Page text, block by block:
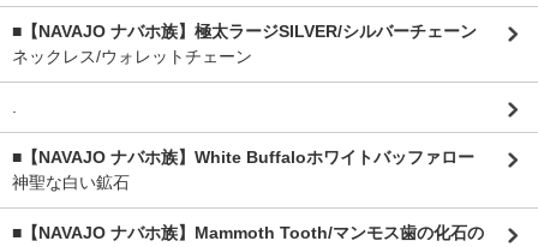
■【NAVAJO ナバホ族】極太ラージSILVER/シルバーチェーン
ネックレス/ウォレットチェーン
.
■【NAVAJO ナバホ族】White Buffaloホワイトバッファロー
神聖な白い鉱石
■【NAVAJO ナバホ族】Mammoth Tooth/マンモス歯の化石の